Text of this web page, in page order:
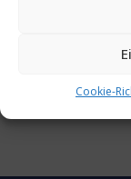
Cookie-
3